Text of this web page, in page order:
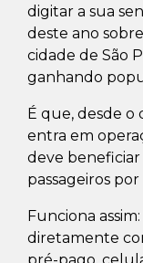
digitar a sua
deste ano
cidade de São
ganhando
É que, desde o
entra em
deve
passageiros por
Funciona
diretamente